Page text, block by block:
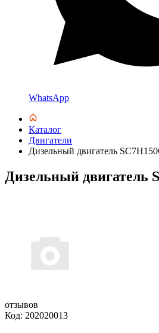
WhatsApp
Каталог
Двигатели
Дизельный двигатель
Дизельный двигатель
отзывов
Код: 202020013